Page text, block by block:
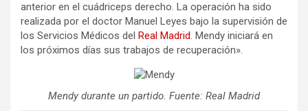
anterior en el cuádriceps derecho. La operación ha sido
realizada por el doctor Manuel Leyes bajo la supervisión de
los Servicios Médicos del Real Madrid. Mendy iniciará en
los próximos días sus trabajos de recuperación».
Mendy durante un partido. Fuente: Real Madrid